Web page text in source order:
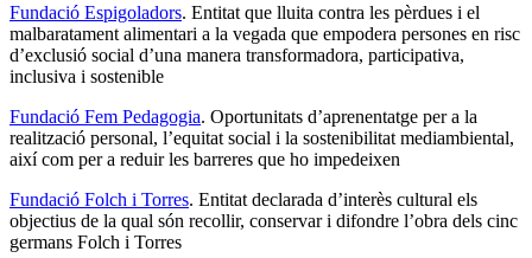
Fundació Espigoladors. Entitat que lluita contra les pèrdues i el
malbaratament alimentari a la vegada que empodera persones en risc
d’exclusió social d’una manera transformadora, participativa,
inclusiva i sostenible
Fundació Fem Pedagogia. Oportunitats d’aprenentatge per a la
realització personal, l’equitat social i la sostenibilitat mediambiental,
així com per a reduir les barreres que ho impedeixen
Fundació Folch i Torres. Entitat declarada d’interès cultural els
objectius de la qual són recollir, conservar i difondre l’obra dels cinc
germans Folch i Torres